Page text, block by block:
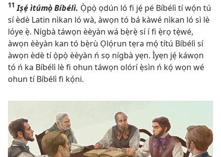
11 Iṣẹ́ ìtúmọ̀ Bíbélì. Ọ̀pọ̀ ọdún ló fi jẹ́ pé Bíbélì tí wọ́n tú
sí èdè Latin nìkan ló wà, àwọn tó bá kàwé nìkan ló sì lè
lóye ẹ̀. Nígbà táwọn èèyàn wá bẹ̀rẹ̀ sí í fi ẹ̀rọ tẹ̀wé,
àwọn èèyàn kan tó bẹ̀rù Ọlọ́run tẹra mọ́ títú Bíbélì sí
àwọn èdè tí ọ̀pọ̀ èèyàn ń sọ nígbà yẹn. Ìyẹn jẹ́ káwọn
tó ń ka Bíbélì lè fi ohun táwọn olórí ẹ̀sìn ń kọ́ wọn wé
ohun tí Bíbélì fi kọ́ni.